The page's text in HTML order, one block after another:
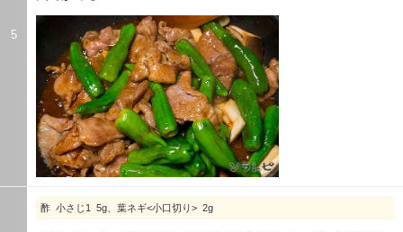
5
酢 小さじ1 5g、葉ネギ<小口切り> 2g